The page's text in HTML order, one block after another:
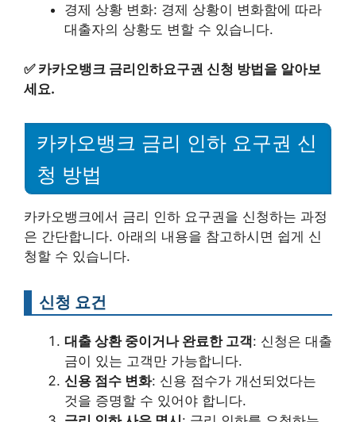
경제 상황 변화: 경제 상황이 변화함에 따라
대출자의 상황도 변할 수 있습니다.
✅ 카카오뱅크 금리인하요구권 신청 방법을 알아보
세요.
카카오뱅크 금리 인하 요구권 신
청 방법
카카오뱅크에서 금리 인하 요구권을 신청하는 과정
은 간단합니다. 아래의 내용을 참고하시면 쉽게 신
청할 수 있습니다.
신청 요건
대출 상환 중이거나 완료한 고객: 신청은 대출
금이 있는 고객만 가능합니다.
신용 점수 변화: 신용 점수가 개선되었다는
것을 증명할 수 있어야 합니다.